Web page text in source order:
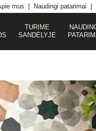
mus Naudingi patarimai
TURIME
SANDĖLYJE